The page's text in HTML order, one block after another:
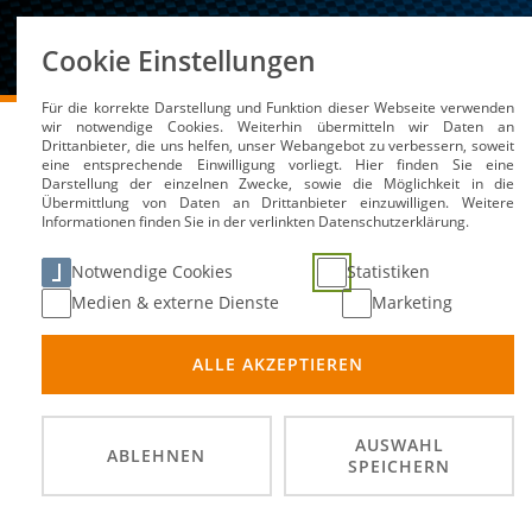
DMSB Medien / Service Kalender ADAC Ruhr-
ADAC Ruhr-Slalom
06.
MSC
Cookie Einstellungen
Für die korrekte Darstellung und Funktion dieser Webseite verwenden
wir notwendige Cookies. Weiterhin übermitteln wir Daten an
Drittanbieter, die uns helfen, unser Webangebot zu verbessern, soweit
eine entsprechende Einwilligung vorliegt. Hier finden Sie eine
Darstellung der einzelnen Zwecke, sowie die Möglichkeit in die
Übermittlung von Daten an Drittanbieter einzuwilligen. Weitere
Informationen finden Sie in der verlinkten Datenschutzerklärung.
Notwendige Cookies
Statistiken
Medien & externe Dienste
Marketing
ALLE AKZEPTIEREN
ABLEHNEN
AUSWAHL
SPEICHERN